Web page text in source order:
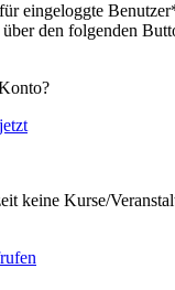
eingeloggte
den folgenden
keine Kurse/